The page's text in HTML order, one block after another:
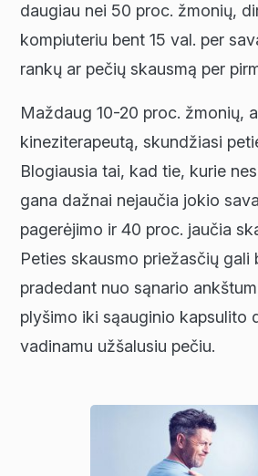
daugiau nei 50 proc. žmonių,
kompiuteriu bent 15 val. per
rankų ar pečių skausmą per
Maždaug 10-20 proc. žmonių,
kineziterapeutą, skundžiasi
Blogiausia tai, kad tie, kurie
gana dažnai nejaučia jokio
pagerėjimo ir 40 proc. jaučia
Peties skausmo priežasčių gali
pradedant nuo sąnario
plyšimo iki sąauginio kapsulito
vadinamu užšalusiu pečiu.